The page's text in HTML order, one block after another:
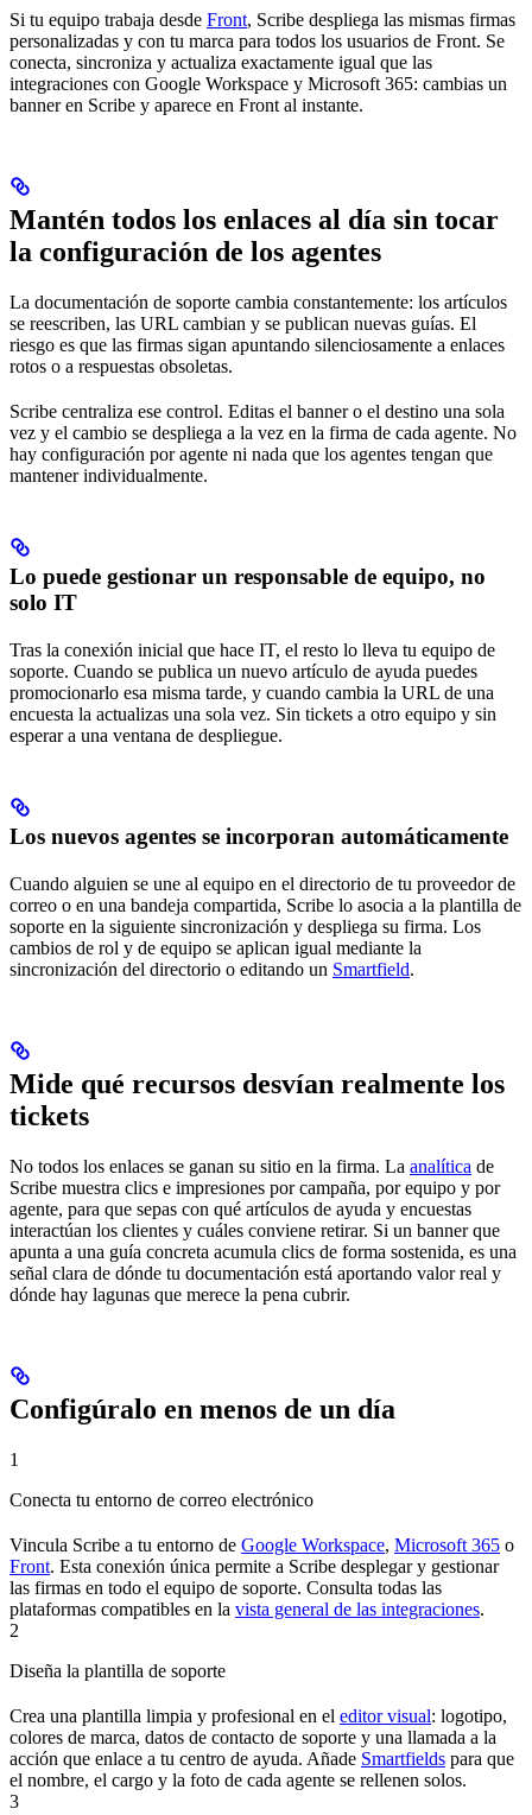
Si tu equipo trabaja desde Front, Scribe despliega las mismas firmas
personalizadas y con tu marca para todos los usuarios de Front. Se
conecta, sincroniza y actualiza exactamente igual que las
integraciones con Google Workspace y Microsoft 365: cambias un
banner en Scribe y aparece en Front al instante.
Mantén todos los enlaces al día sin tocar
la configuración de los agentes
La documentación de soporte cambia constantemente: los artículos
se reescriben, las URL cambian y se publican nuevas guías. El
riesgo es que las firmas sigan apuntando silenciosamente a enlaces
rotos o a respuestas obsoletas.
Scribe centraliza ese control. Editas el banner o el destino una sola
vez y el cambio se despliega a la vez en la firma de cada agente. No
hay configuración por agente ni nada que los agentes tengan que
mantener individualmente.
Lo puede gestionar un responsable de equipo, no
solo IT
Tras la conexión inicial que hace IT, el resto lo lleva tu equipo de
soporte. Cuando se publica un nuevo artículo de ayuda puedes
promocionarlo esa misma tarde, y cuando cambia la URL de una
encuesta la actualizas una sola vez. Sin tickets a otro equipo y sin
esperar a una ventana de despliegue.
Los nuevos agentes se incorporan automáticamente
Cuando alguien se une al equipo en el directorio de tu proveedor de
correo o en una bandeja compartida, Scribe lo asocia a la plantilla de
soporte en la siguiente sincronización y despliega su firma. Los
cambios de rol y de equipo se aplican igual mediante la
sincronización del directorio o editando un Smartfield.
Mide qué recursos desvían realmente los
tickets
No todos los enlaces se ganan su sitio en la firma. La analítica de
Scribe muestra clics e impresiones por campaña, por equipo y por
agente, para que sepas con qué artículos de ayuda y encuestas
interactúan los clientes y cuáles conviene retirar. Si un banner que
apunta a una guía concreta acumula clics de forma sostenida, es una
señal clara de dónde tu documentación está aportando valor real y
dónde hay lagunas que merece la pena cubrir.
Configúralo en menos de un día
1
Conecta tu entorno de correo electrónico
Vincula Scribe a tu entorno de Google Workspace, Microsoft 365 o
Front. Esta conexión única permite a Scribe desplegar y gestionar
las firmas en todo el equipo de soporte. Consulta todas las
plataformas compatibles en la vista general de las integraciones.
2
Diseña la plantilla de soporte
Crea una plantilla limpia y profesional en el editor visual: logotipo,
colores de marca, datos de contacto de soporte y una llamada a la
acción que enlace a tu centro de ayuda. Añade Smartfields para que
el nombre, el cargo y la foto de cada agente se rellenen solos.
3